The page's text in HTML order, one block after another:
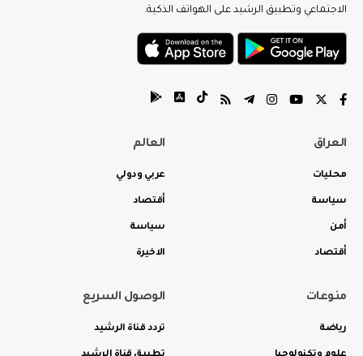
الاجتماعي وتطبيق الرشيد على الهواتف الذكية.
العراق
محليات
سياسة
أمن
أقتصاد
العالم
عربي ودولي
أقتصاد
سياسة
الاخيرة
منوعات
رياضة
الوصول السريع
تردد قناة الرشيد